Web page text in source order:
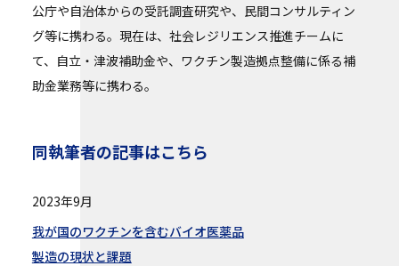
公庁や自治体からの受託調査研究や、民間コンサルティン
グ等に携わる。現在は、社会レジリエンス推進チームに
て、自立・津波補助金や、ワクチン製造拠点整備に係る補
助金業務等に携わる。
同執筆者の記事はこちら
2023年9月
我が国のワクチンを含むバイオ医薬品
製造の現状と課題